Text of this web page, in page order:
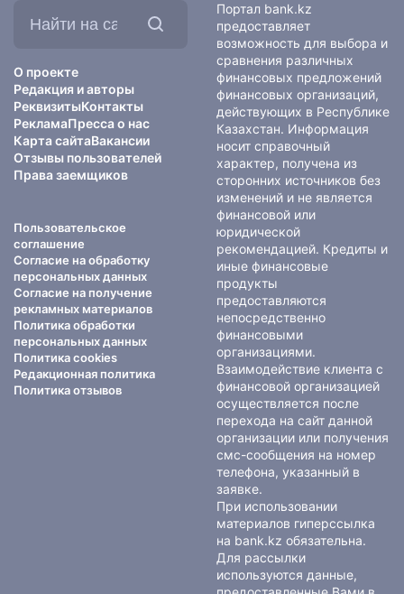
О проекте
Редакция и авторы
РеквизитыКонтакты
РекламаПресса о нас
Карта сайтаВакансии
Отзывы пользователей
Права заемщиков
Пользовательское
соглашение
Согласие на обработку
персональных данных
Согласие на получение
рекламных материалов
Политика обработки
персональных данных
Политика cookies
Редакционная политика
Политика отзывов
Портал bank.kz
предоставляет
возможность для выбора и
сравнения различных
финансовых предложений
финансовых организаций,
действующих в Республике
Казахстан. Информация
носит справочный
характер, получена из
сторонних источников без
изменений и не является
финансовой или
юридической
рекомендацией. Кредиты и
иные финансовые
продукты
предоставляются
непосредственно
финансовыми
организациями.
Взаимодействие клиента с
финансовой организацией
осуществляется после
перехода на сайт данной
организации или получения
смс-сообщения на номер
телефона, указанный в
заявке.
При использовании
материалов гиперссылка
на bank.kz обязательна.
Для рассылки
используются данные,